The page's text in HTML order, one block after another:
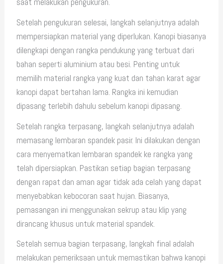
saat melakukan pengukuran.
Setelah pengukuran selesai, langkah selanjutnya adalah
mempersiapkan material yang diperlukan. Kanopi biasanya
dilengkapi dengan rangka pendukung yang terbuat dari
bahan seperti aluminium atau besi. Penting untuk
memilih material rangka yang kuat dan tahan karat agar
kanopi dapat bertahan lama. Rangka ini kemudian
dipasang terlebih dahulu sebelum kanopi dipasang.
Setelah rangka terpasang, langkah selanjutnya adalah
memasang lembaran spandek pasir. Ini dilakukan dengan
cara menyematkan lembaran spandek ke rangka yang
telah dipersiapkan. Pastikan setiap bagian terpasang
dengan rapat dan aman agar tidak ada celah yang dapat
menyebabkan kebocoran saat hujan. Biasanya,
pemasangan ini menggunakan sekrup atau klip yang
dirancang khusus untuk material spandek.
Setelah semua bagian terpasang, langkah final adalah
melakukan pemeriksaan untuk memastikan bahwa kanopi